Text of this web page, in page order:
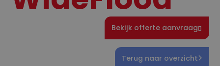
Bekijk offerte aanvraag
Terug naar overzicht